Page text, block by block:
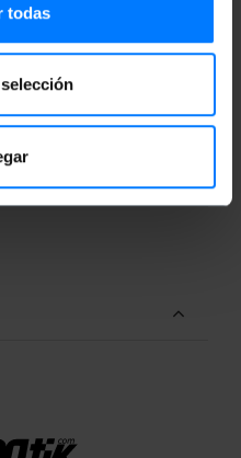
todas
x profunditat x